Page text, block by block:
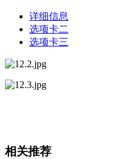
详细信息
选项卡二
选项卡三
相关推荐